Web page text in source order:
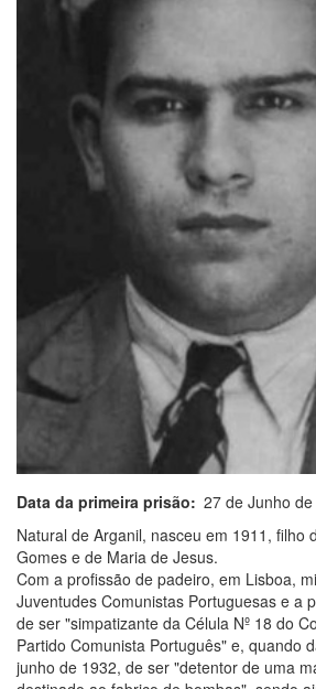
Data da primeira prisão
27 de Junho
Natural de Arganil, nasceu em 1911, filho
Gomes e de Maria de Jesus.
Com a profissão de padeiro, em Lisboa,
Juventudes Comunistas Portuguesas e a
de ser "simpatizante da Célula Nº 18 do
Partido Comunista Português" e, quando
junho de 1932, de ser "detentor de uma